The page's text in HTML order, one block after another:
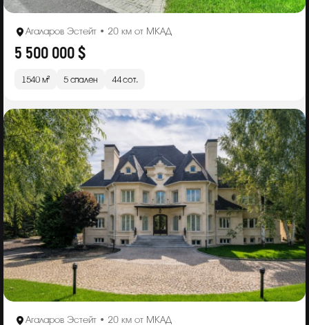
Агаларов Эстейт • 20 км от МКАД
5 500 000 $
1540 м² 5 спален 44 сот.
Агаларов Эстейт • 20 км от МКАД